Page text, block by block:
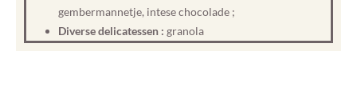
gembermannetje, intese chocolade ;
Diverse delicatessen : granola